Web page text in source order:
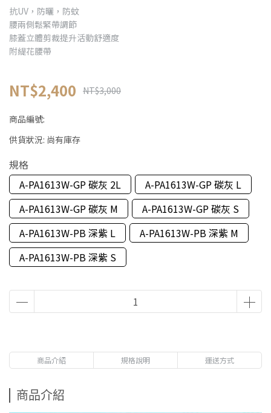
抗UV，防曬，防蚊
腰兩側鬆緊帶調節
膝蓋立體剪裁提升活動舒適度
附緹花腰帶
NT$2,400 NT$3,000
商品編號:
供貨狀況: 尚有庫存
規格
A-PA1613W-GP 碳灰 2L
A-PA1613W-GP 碳灰 L
A-PA1613W-GP 碳灰 M
A-PA1613W-GP 碳灰 S
A-PA1613W-PB 深紫 L
A-PA1613W-PB 深紫 M
A-PA1613W-PB 深紫 S
商品介紹 規格說明 運送方式
商品介紹